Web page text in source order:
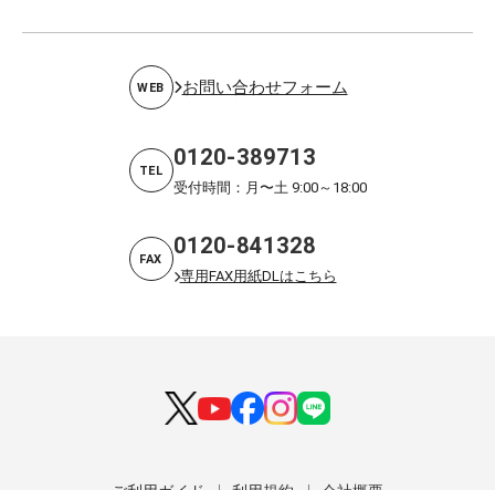
WEB お問い合わせフォーム
TEL 0120-389713
受付時間：月〜土 9:00～18:00
FAX 0120-841328
専用FAX用紙DLはこちら